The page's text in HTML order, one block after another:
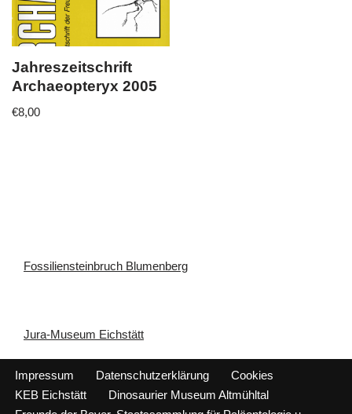
Jahreszeitschrift
Archaeopteryx 2005
€8,00
Fossiliensteinbruch Blumenberg
Jura-Museum Eichstätt
Impressum Datenschutzerklärung
Cookies
KEB Eichstätt
Dinosaurier Museum Altmühltal